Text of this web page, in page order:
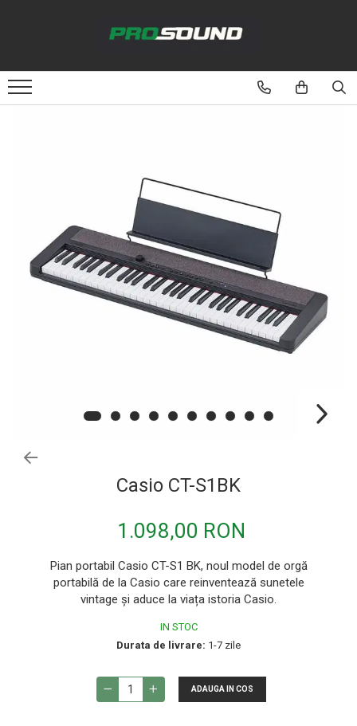
Sonorizare / PA
Ecrane de difuzie
Mixere audio
Monitorizare In-Ear
Pickup-uri, platane & accesorii
Power Conditioner
Unelte Audio
Microfoane de broadcast
Microfoane de instrumente
Microfoane de masurare si calibrare
Microfoane de studio
Microfoane de voce si live
Casio CT-S1BK
1.098,00 RON
Pian portabil Casio CT-S1 BK, noul model de orgă
portabilă de la Casio care reinventează sunetele
vintage și aduce la viața istoria Casio.
IN STOC
Durata de livrare: 1-7 zile
ADAUGA IN COS